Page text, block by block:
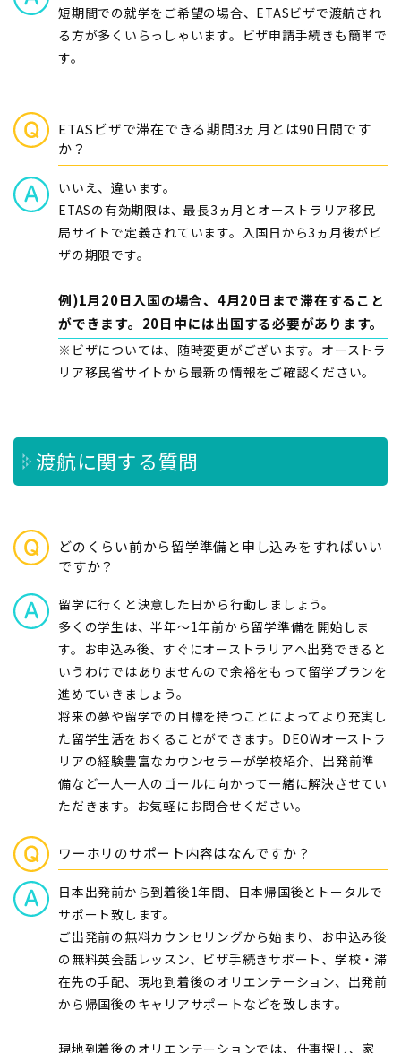
短期間での就学をご希望の場合、ETASビザで渡航され
る方が多くいらっしゃいます。ビザ申請手続きも簡単で
す。
ETASビザで滞在できる期間3ヵ月とは90日間です
か？
いいえ、違います。
ETASの有効期限は、最長3ヵ月とオーストラリア移民
局サイトで定義されています。入国日から3ヵ月後がビ
ザの期限です。
例)1月20日入国の場合、4月20日まで滞在すること
ができます。20日中には出国する必要があります。
※ビザについては、随時変更がございます。オーストラ
リア移民省サイトから最新の情報をご確認ください。
渡航に関する質問
どのくらい前から留学準備と申し込みをすればいい
ですか？
留学に行くと決意した日から行動しましょう。
多くの学生は、半年～1年前から留学準備を開始しま
す。お申込み後、すぐにオーストラリアへ出発できると
いうわけではありませんので余裕をもって留学プランを
進めていきましょう。
将来の夢や留学での目標を持つことによってより充実し
た留学生活をおくることができます。DEOWオーストラ
リアの経験豊富なカウンセラーが学校紹介、出発前準
備など一人一人のゴールに向かって一緒に解決させてい
ただきます。お気軽にお問合せください。
ワーホリのサポート内容はなんですか？
日本出発前から到着後1年間、日本帰国後とトータルで
サポート致します。
ご出発前の無料カウンセリングから始まり、お申込み後
の無料英会話レッスン、ビザ手続きサポート、学校・滞
在先の手配、現地到着後のオリエンテーション、出発前
から帰国後のキャリアサポートなどを致します。
現地到着後のオリエンテーションでは、仕事探し、家